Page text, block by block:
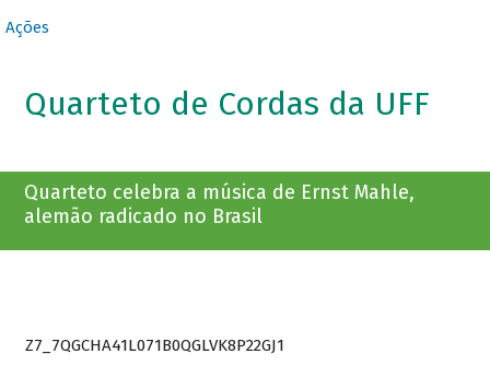
Ações
Quarteto de Cordas da UFF
Quarteto celebra a música de Ernst Mahle,
alemão radicado no Brasil
Z7_7QGCHA41L071B0QGLVK8P22GJ1